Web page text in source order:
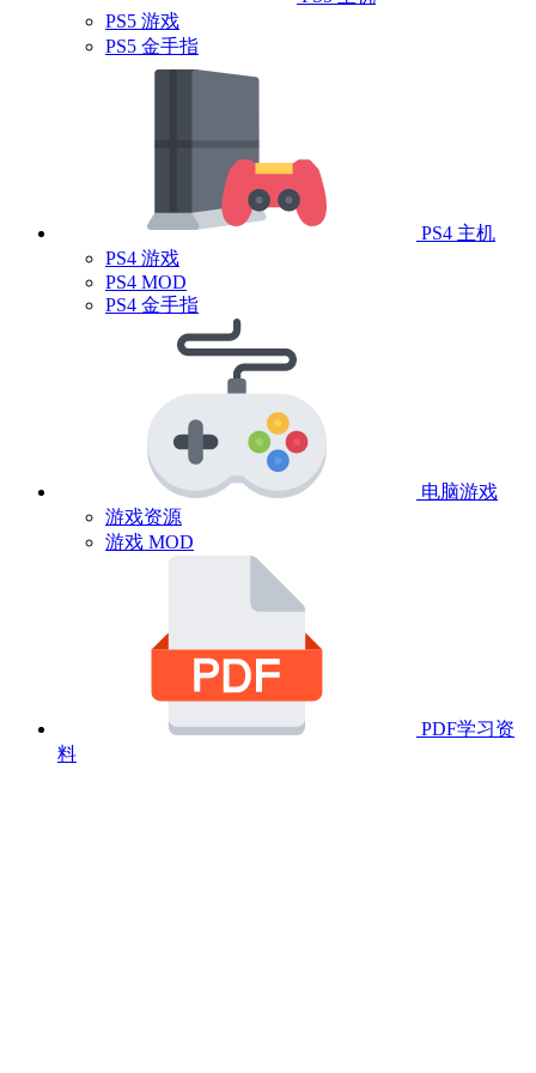
PS5 游戏
PS5 金手指
PS4 主机
PS4 游戏
PS4 MOD
PS4 金手指
电脑游戏
游戏资源
游戏 MOD
PDF学习资
料